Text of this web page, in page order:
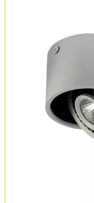
Оплата и
Обмен и
Установка